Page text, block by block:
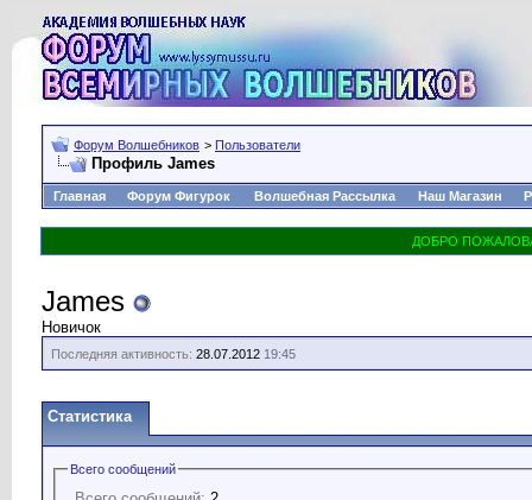
Форум Волшебников > Пользователи
Профиль James
Главная Форум Фигурок Волшебная Рассылка Наш Магазин
James
Новичок
Последняя активность: 28.07.2012 19:45
Статистика
Всего сообщений